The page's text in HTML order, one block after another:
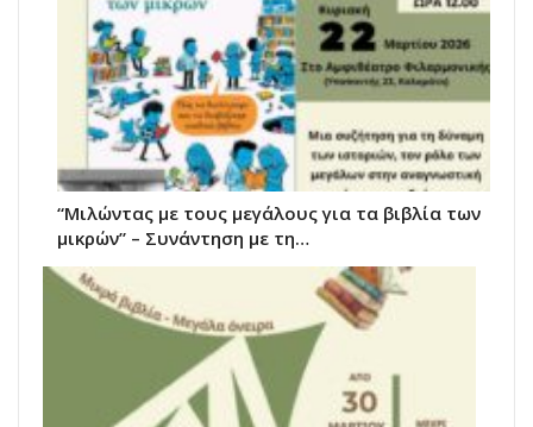
“Μιλώντας με τους μεγάλους για τα βιβλία των
μικρών” – Συνάντηση με τη…